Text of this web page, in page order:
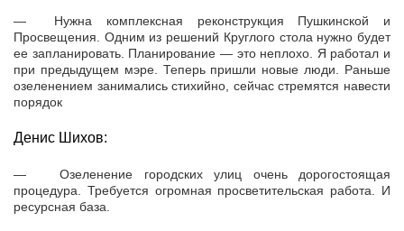
— Нужна комплексная реконструкция Пушкинской и
Просвещения. Одним из решений Круглого стола нужно будет
ее запланировать. Планирование — это неплохо. Я работал и
при предыдущем мэре. Теперь пришли новые люди. Раньше
озеленением занимались стихийно, сейчас стремятся навести
порядок
Денис Шихов:
— Озеленение городских улиц очень дорогостоящая
процедура. Требуется огромная просветительская работа. И
ресурсная база.